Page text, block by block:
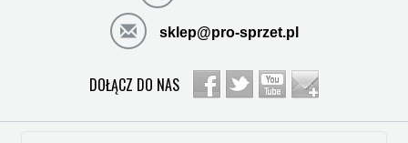
sklep@pro-sprzet.pl
DOŁĄCZ DO NAS